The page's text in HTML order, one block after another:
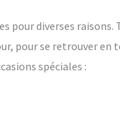
pour diverses raisons.
pour se retrouver
spéciales :